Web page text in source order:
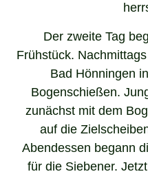
Der zweite Tag
Frühstück.
Bad Hönningen
Bogenschießen.
zunächst mit dem
auf die
Abendessen begann
für die Siebener.